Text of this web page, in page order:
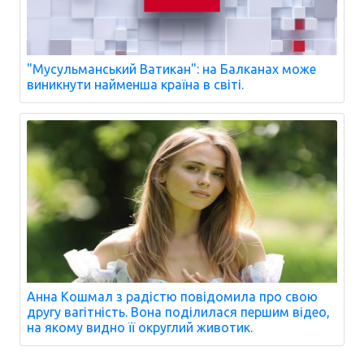
"Мусульманський Ватикан": на Балканах може
виникнути найменша країна в світі.
Анна Кошмал з радістю повідомила про свою
другу вагітність. Вона поділилася першим відео,
на якому видно її округлий животик.